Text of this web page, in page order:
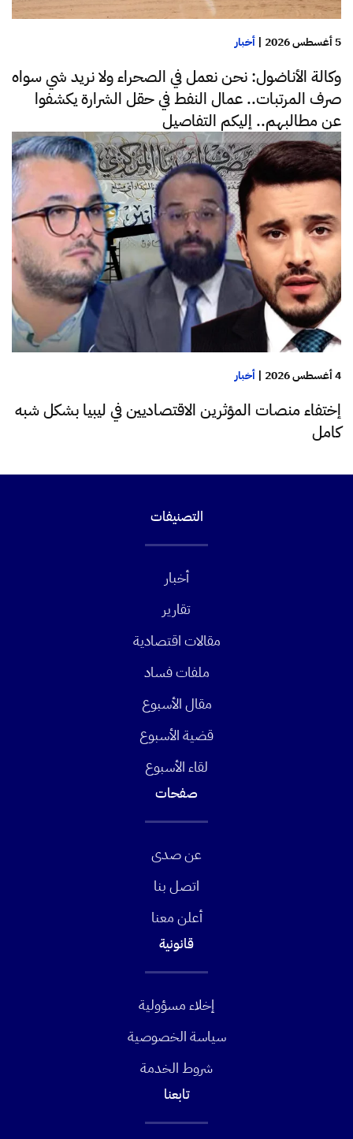
5 أغسطس 2026 | أخبار
وكالة الأناضول: نحن نعمل في الصحراء ولا نريد شي سواه
صرف المرتبات.. عمال النفط في حقل الشرارة يكشفوا
عن مطالبهم.. إليكم التفاصيل
4 أغسطس 2026 | أخبار
إختفاء منصات المؤثرين الاقتصاديين في ليبيا بشكل شبه
كامل
التصنيفات
أخبار
تقارير
مقالات اقتصادية
ملفات فساد
مقال الأسبوع
قضية الأسبوع
لقاء الأسبوع
صفحات
عن صدى
اتصل بنا
أعلن معنا
قانونية
إخلاء مسؤولية
سياسة الخصوصية
شروط الخدمة
تابعنا